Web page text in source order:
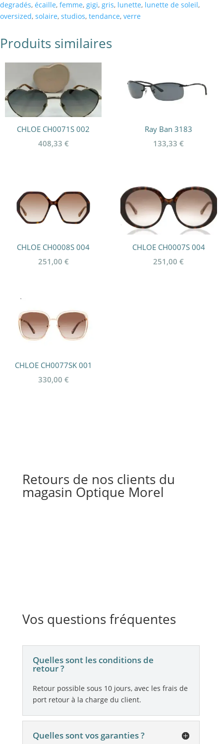
degradés, écaille, femme, gigi, gris, lunette, lunette de soleil,
oversized, solaire, studios, tendance, verre
Produits similaires
CHLOE CH0071S 002
408,33 €
Ray Ban 3183
133,33€
CHLOE CH0008S 004
251,00 €
CHLOE CH0007S 004
251,00€
CHLOE CH0077SK 001
330,00 €
Retours de nos clients du
magasin Optique Morel
Vos questions fréquentes
Quelles sont les conditions de
retour ?
Retour possible sous 10 jours, avec les frais de
port retour à la charge du client.
Quelles sont vos garanties ?